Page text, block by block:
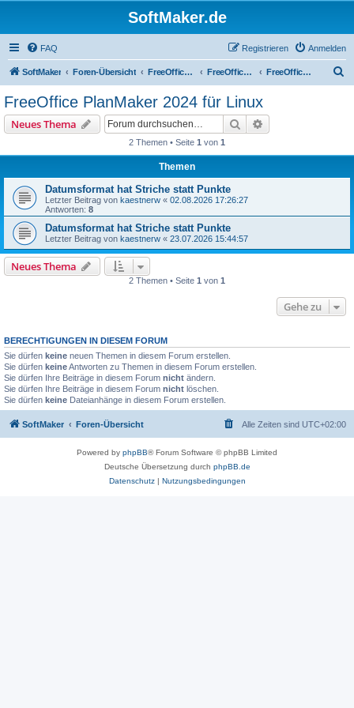
SoftMaker.de
FAQ Anmelden
Registrieren
SoftMaker Foren-Übersicht FreeOffice 2024 FreeOffice 2024 für Linux FreeOffice PlanMaker 2024 für Linux
FreeOffice PlanMaker 2024 für Linux
Neues Thema Suche
2 Themen • Seite 1 von 1
Themen
Datumsformat hat Striche statt Punkte
Letzter Beitrag von kaestnerw « 02.08.2026 17:26:27
Antworten: 8
Datumsformat hat Striche statt Punkte
Letzter Beitrag von kaestnerw « 23.07.2026 15:44:57
Neues Thema
2 Themen • Seite 1 von 1
Gehe zu
BERECHTIGUNGEN IN DIESEM FORUM
Sie dürfen keine neuen Themen in diesem Forum erstellen.
Sie dürfen keineAntworten zu Themen in diesem Forum erstellen.
Sie dürfen Ihre Beiträge in diesem Forum nicht ändern.
Sie dürfen Ihre Beiträge in diesem Forum nicht löschen.
Sie dürfen keine Dateianhänge in diesem Forum erstellen.
SoftMaker Foren-Übersicht Alle Zeiten sind UTC+02:00
Powered by phpBB® Forum Software © phpBB Limited
Deutsche Übersetzung durch phpBB.de
Datenschutz| Nutzungsbedingungen